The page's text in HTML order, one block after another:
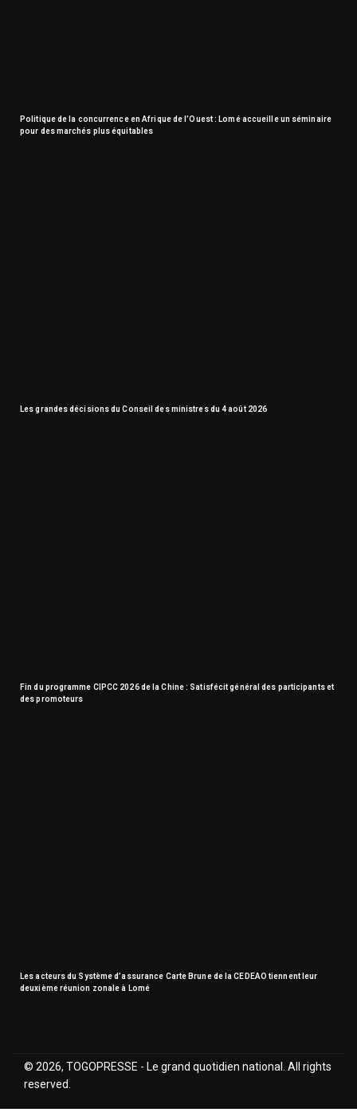
Politique de la concurrence en Afrique de l’Ouest : Lomé accueille un séminaire
pour des marchés plus équitables
Les grandes décisions du Conseil des ministres du 4 août 2026
Fin du programme CIPCC 2026 de la Chine : Satisfécit général des participants et
des promoteurs
Les acteurs du Système d’assurance Carte Brune de la CEDEAO tiennent leur
deuxième réunion zonale à Lomé
© 2026, TOGOPRESSE - Le grand quotidien national. All rights
reserved.